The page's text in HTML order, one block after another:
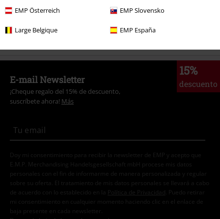
EMP Österreich EMP Slovensko
Large Belgique EMP España
Ofertas % Hombre Camisetas & Tops
Ofertas % Películas & TV Superhéroes Marvel
15%
descuento
E-mail Newsletter
¡Cheque regalo del 15% de descuento,
suscríbete ahora! Más
Doy mi consentimiento para recibir la newsletter de EMP y acepto que
E.M.P. Merchandising Handelsgesellschaft mbH procese mis datos
personales con el fin de informarme de manera personalizada y regular
sobre su oferta. El tratamiento de mis datos personales se llevará a cabo
de acuerdo con lo establecido en la
Política de Privacidad . Puedo retirar
mi consentimiento en cualquier momento haciendo clic en el enlace de
baja presente en cada newsletter.